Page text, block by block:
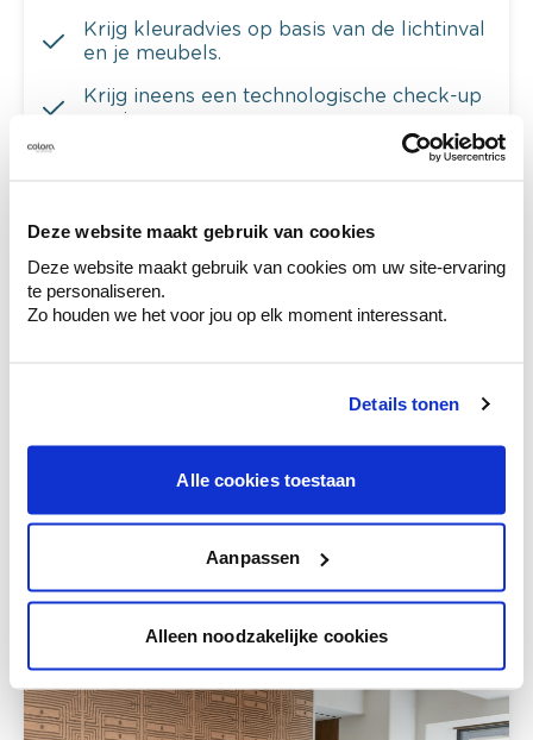
Deze website maakt gebruik van cookies
Deze website maakt gebruik van cookies om uw site-ervaring
te personaliseren.
Zo houden we het voor jou op elk moment interessant.
Details tonen
Alle cookies toestaan
Aanpassen
Alleen noodzakelijke cookies
Krijg kleuradvies op basis van de lichtinval
en je meubels.
Krijg ineens een technologische check-up
van je muren.
Bekijk je kleur in de winkel
Ontdek er kleurechte stalen van je
kleurenselectie.
combineren.
Deze stijlen zijn misschien ook iets voor jou